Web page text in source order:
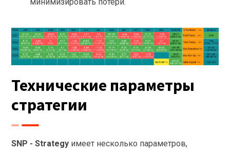
Технические параметры
стратегии
SNP - Strategy имеет несколько параметров,